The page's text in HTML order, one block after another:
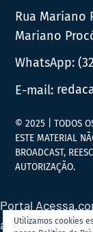
Rua Mariano
Mariano
WhatsApp:
E-mail:
Utilizamos cookies
© 2025 | TODOS
ESTE MATERIAL
BROADCAST,
AUTORIZAÇÃO.
Portal
associado ao